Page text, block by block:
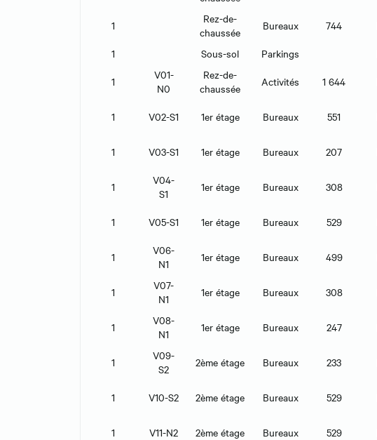
1
Rez-de-
chaussée
Bureaux 744
1
Sous-sol Parkings
1
V01-
N0
Rez-de-
chaussée
Activités 1 644
1 V02-S1 1er étage Bureaux 551
1 V03-S1 1er étage Bureaux 207
1
V04-
S1
1er étage Bureaux 308
1 V05-S1 1er étage Bureaux 529
1
V06-
N1
1er étage Bureaux 499
1
V07-
N1
1er étage Bureaux 308
1
V08-
N1
1er étage Bureaux 247
1
V09-
S2
2ème étage Bureaux 233
1 V10-S2 2ème étage Bureaux 529
1 V11-N2 2ème étage Bureaux 529